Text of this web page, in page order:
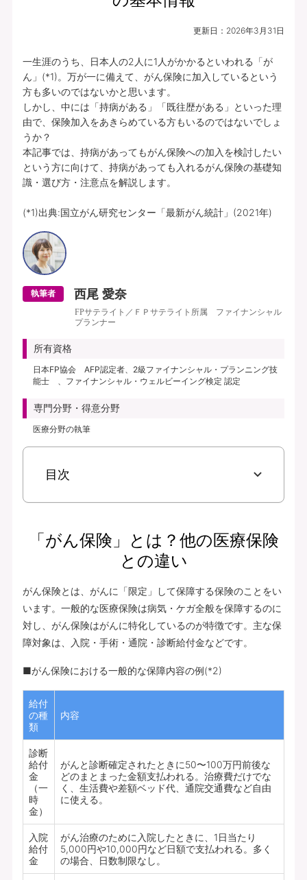
更新日： 2026年3月31日
一生涯のうち、日本人の2人に1人がかかるといわれる「が
ん」(*1)。万が一に備えて、がん保険に加入しているという
方も多いのではないかと思います。
しかし、中には「持病がある」「既往歴がある」といった理
由で、保険加入をあきらめている方もいるのではないでしょ
うか？
本記事では、持病があってもがん保険への加入を検討したい
という方に向けて、持病があっても入れるがん保険の基礎知
識・選び方・注意点を解説します。
(*1)出典:国立がん研究センター「最新がん統計」(2021年)
執筆者 西尾 愛奈
FPサテライト／ＦＰサテライト所属 ファイナンシャル
プランナー
所有資格
日本FP協会 AFP認定者、2級ファイナンシャル・プランニング技
能士 、ファイナンシャル・ウェルビーイング検定 認定
専門分野・得意分野
医療分野の執筆
目次
「がん保険」とは？他の医療保険
との違い
がん保険とは、がんに「限定」して保障する保険のことをい
います。一般的な医療保険は病気・ケガ全般を保障するのに
対し、がん保険はがんに特化しているのが特徴です。主な保
障対象は、入院・手術・通院・診断給付金などです。
■がん保険における一般的な保障内容の例(*2)
給付
の種
類
内容
診断
給付
金
（一
時
金）
がんと診断確定されたときに50〜100万円前後な
どのまとまった金額支払われる。治療費だけでな
く、生活費や差額ベッド代、通院交通費など自由
に使える。
入院
給付
金
がん治療のために入院したときに、1日当たり
5,000円や10,000円など日額で支払われる。多く
の場合、日数制限なし。